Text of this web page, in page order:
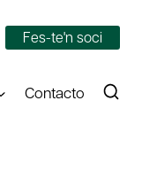
Fes-te'n soci
Contacto